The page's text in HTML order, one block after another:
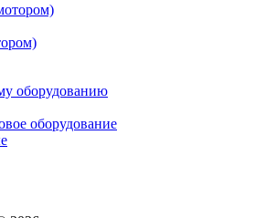
оборудованию
оборудование